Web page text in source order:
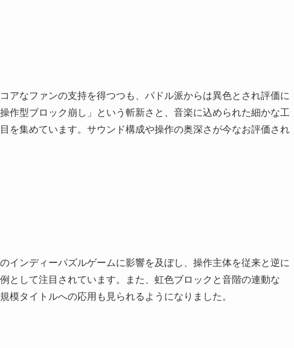
アなファンの支持を得つつも、パドル派からは異色とされ評価に
作型ブロック崩し」という斬新さと、音楽に込められた細かな工
を集めています。サウンド構成や操作の奥深さが今なお評価され
インディーパズルゲームに影響を及ぼし、操作主体を従来と逆に
として注目されています。また、虹色ブロックと音階の連動な
模タイトルへの応用も見られるようになりました。